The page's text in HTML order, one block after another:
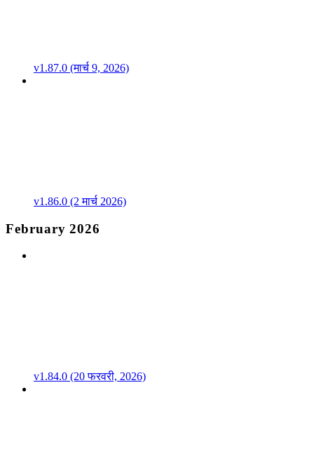
v1.87.0 (मार्च 9, 2026)
v1.86.0 (2 मार्च 2026)
February 2026
v1.84.0 (20 फरवरी, 2026)